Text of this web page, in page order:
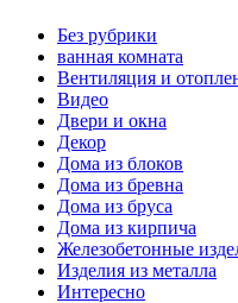
Без рубрики
ванная комната
Вентиляция и
Видео
Двери и окна
Декор
Дома из блоков
Дома из бревна
Дома из бруса
Дома из кирпича
Железобетонные
Изделия из металла
Интересно